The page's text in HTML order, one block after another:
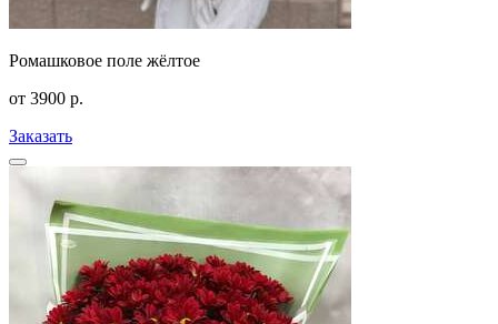
Ромашковое поле жёлтое
от 3900 р.
Заказать